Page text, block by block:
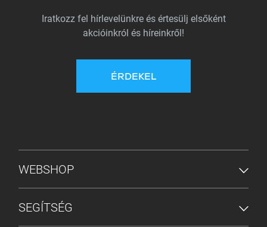
Iratkozz fel hírlevelünkre és értesülj elsőként
akcióinkról és híreinkről!
ÉRDEKEL
ALSÓ MENÜ
WEBSHOP
SEGÍTSÉG